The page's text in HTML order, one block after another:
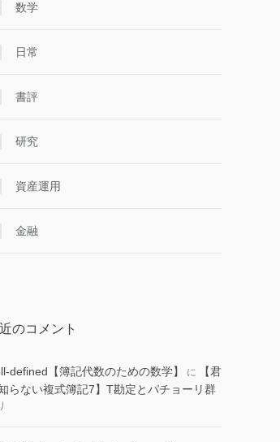
数学
日常
書評
研究
資産運用
金融
のコメント
defined【簿記代数のための数学】 に
【君
らない複式簿記7】T勘定とパチョーリ群